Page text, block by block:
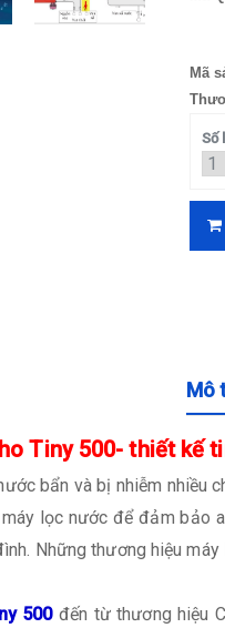
Mã
Số
Mô
Tiny 500- thiết kế
bẩn và bị nhiễm nhiều
lọc nước để đảm bảo
Những thương hiệu
500 đến từ thương hiệu